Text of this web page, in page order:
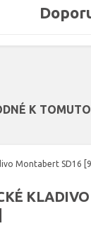
K